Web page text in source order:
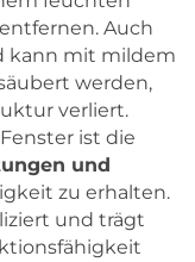
Auch
kann mit mildem
werden,
verliert.
ist die
und
zu erhalten.
und trägt